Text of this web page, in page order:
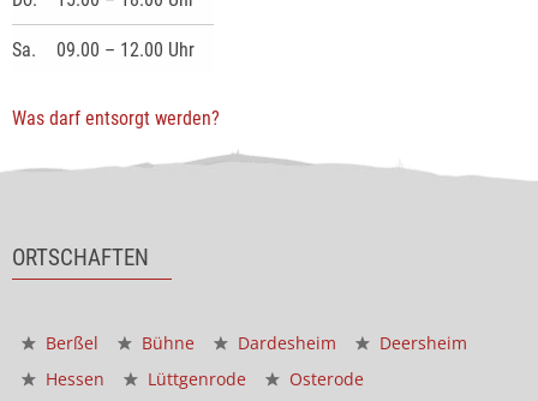
Sa. 09.00 – 12.00 Uhr
Was darf entsorgt werden?
ORTSCHAFTEN
Berßel Bühne Dardesheim
Deersheim
Hessen
Lüttgenrode
Osterode